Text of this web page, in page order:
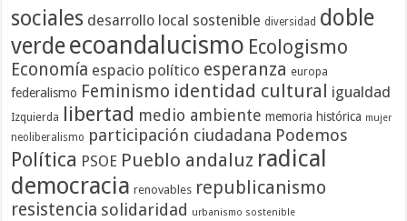
sociales desarrollo local sostenible diversidad doble
verdeecoandalucismo Ecologismo
Economía espacio político esperanza europa
federalismo Feminismo identidad cultural igualdad
Izquierda libertad medio ambiente memoria histórica mujer
neoliberalismo participación ciudadana Podemos
Política PSOE Pueblo andaluz radical
democracia renovables republicanismo
resistencia solidaridad urbanismo sostenible